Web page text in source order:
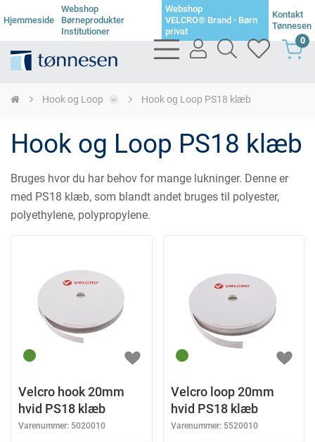
Hjemmeside
Webshop
Børneprodukter
Institutioner
Webshop
VELCRO® Brand - Børn
privat
Kontakt
Tønnesen
bars
light
user
searchheart 0
Hook og Loop Hook og Loop PS18 klæb
Hook og Loop PS18 klæb
Bruges hvor du har behov for mange lukninger. Denne er
med PS18 klæb, som blandt andet bruges til polyester,
polyethylene, polypropylene.
Velcro hook 20mm
hvid PS18 klæb
Varenummer: 5020010
Velcro loop 20mm
hvid PS18 klæb
Varenummer: 5520010